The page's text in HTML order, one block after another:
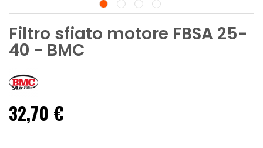
Filtro sfiato motore FBSA 25-
40 - BMC
32,70 €